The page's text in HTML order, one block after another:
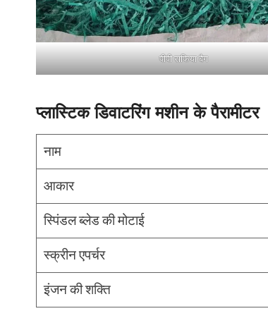
पीपी राफिया बैग
प्लास्टिक डिवाटरिंग मशीन के पैरामीटर
नाम
आकार
स्पिंडल ब्लेड की मोटाई
स्क्रीन एपर्चर
इंजन की शक्ति